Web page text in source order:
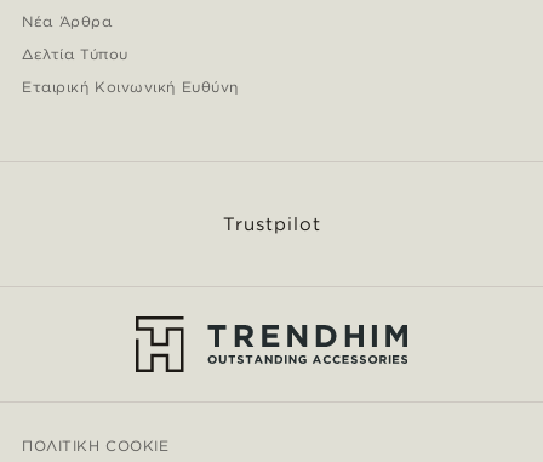
Νέα Άρθρα
Δελτία Τύπου
Εταιρική Κοινωνική Ευθύνη
Trustpilot
ΠΟΛΙΤΙΚΉ COOKIE